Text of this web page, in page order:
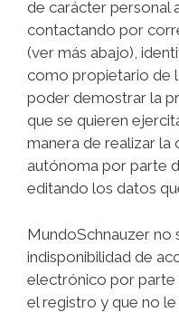
de carácter personal
contactando por
(ver más abajo),
como propietario de
poder demostrar la
que se quieren
manera de realizar la
autónoma por parte
editando los datos
MundoSchnauzer no
indisponibilidad de
electrónico por parte
el registro y que no